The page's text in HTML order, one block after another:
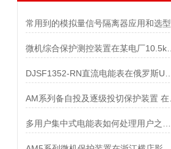
常用到的模拟量信号隔离器应用和选型